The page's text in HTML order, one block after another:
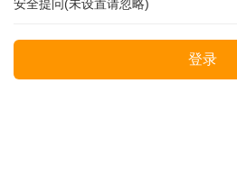
安全提问(未设置请忽略)
登录